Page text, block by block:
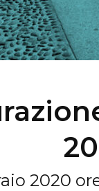
2020